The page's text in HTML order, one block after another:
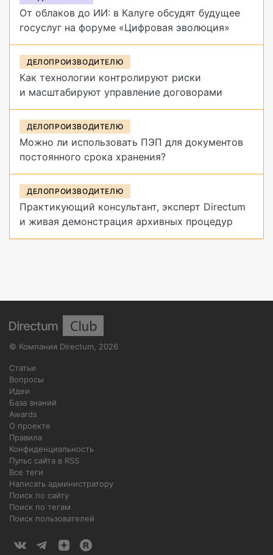
От облаков до ИИ: в Калуге обсудят будущее
госуслуг на форуме «Цифровая эволюция»
ДЕЛОПРОИЗВОДИТЕЛЮ
Как технологии контролируют риски
и масштабируют управление договорами
ДЕЛОПРОИЗВОДИТЕЛЮ
Можно ли использовать ПЭП для документов
постоянного срока хранения?
ДЕЛОПРОИЗВОДИТЕЛЮ
Практикующий консультант, эксперт Directum
и живая демонстрация архивных процедур
© Компания Directum 2026
Статьи
Вопросы
Идеи
База знаний
Awards
О проекте
Правила
Конфиденциальность
Пульс сайта в RSS
Все теги
Написать администратору
Поиск по сайту
Поиск по тегам
Поиск пользователей